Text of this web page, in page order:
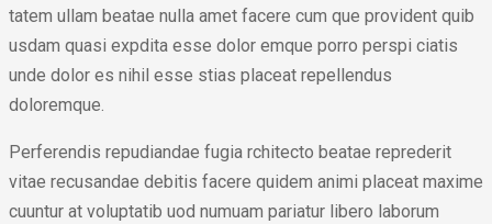
tatem ullam beatae nulla amet facere cum que provident quib
usdam quasi expdita esse dolor emque porro perspi ciatis
unde dolor es nihil esse stias placeat repellendus
doloremque.
Perferendis repudiandae fugia rchitecto beatae reprederit
vitae recusandae debitis facere quidem animi placeat maxime
cuuntur at voluptatib uod numuam pariatur libero laborum